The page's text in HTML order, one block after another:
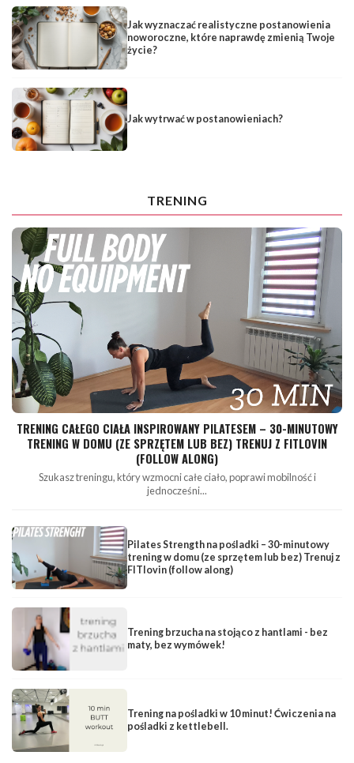
Jak wyznaczać realistyczne postanowienia
noworoczne, które naprawdę zmienią Twoje
życie?
Jak wytrwać w postanowieniach?
TRENING
TRENING CAŁEGO CIAŁA INSPIROWANY PILATESEM – 30-MINUTOWY
TRENING W DOMU (ZE SPRZĘTEM LUB BEZ) TRENUJ Z FITLOVIN
(FOLLOW ALONG)
Szukasz treningu, który wzmocni całe ciało, poprawi mobilność i
jednocześni...
Pilates Strength na pośladki – 30-minutowy
trening w domu (ze sprzętem lub bez) Trenuj z
FITlovin (follow along)
Trening brzucha na stojąco z hantlami - bez
maty, bez wymówek!
Trening na pośladki w 10 minut! Ćwiczenia na
pośladki z kettlebell.